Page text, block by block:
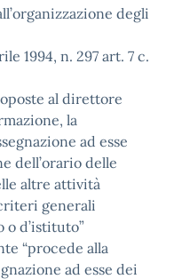
degli
1994, n. 297 art. 7 c.
al direttore
la
ad esse
dell’orario delle
altre attività
generali
d’istituto”
“procede alla
ad esse dei